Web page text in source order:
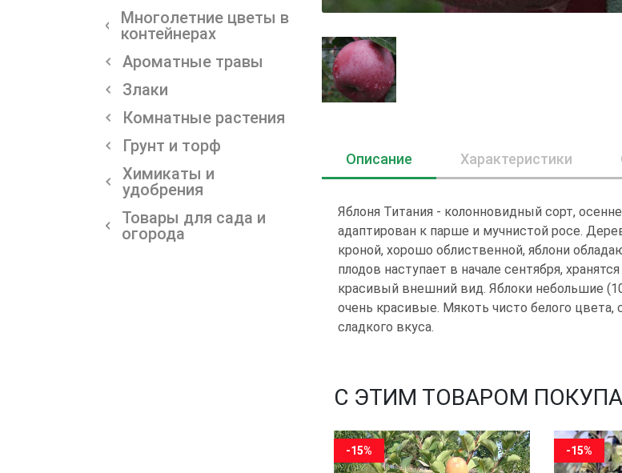
Многолетние цветы в
контейнерах
Ароматные травы
Злаки
Комнатные растения
Грунт и торф
Химикаты и
удобрения
Товары для сада и
огорода
Описание Характеристики
Яблоня Титания - колонновидный сорт,
адаптирован к парше и мучнистой росе.
кроной, хорошо облиственной, яблони
плодов наступает в начале сентября,
красивый внешний вид. Яблоки небольшие
очень красивые. Мякоть чисто белого цвета,
сладкого вкуса.
С ЭТИМ ТОВАРОМ
-15% -15%